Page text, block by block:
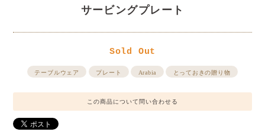
サービングプレート
Sold Out
テーブルウェア プレート Arabia とっておきの贈り物
この商品について問い合わせる